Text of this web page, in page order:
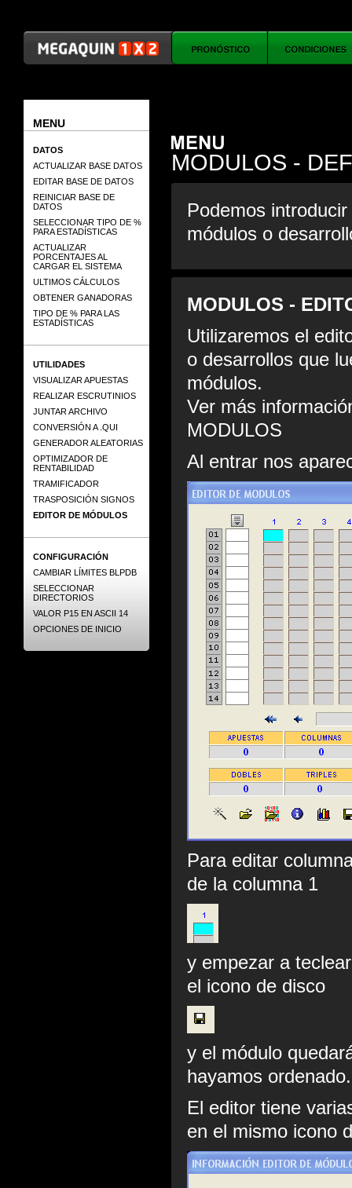
MENU
DATOS
ACTUALIZAR BASE DATOS
EDITAR BASE DE DATOS
REINICIAR BASE DE
DATOS
SELECCIONAR TIPO DE %
PARA ESTADÍSTICAS
ACTUALIZAR
PORCENTAJES AL
CARGAR EL SISTEMA
ULTIMOS CÁLCULOS
OBTENER GANADORAS
TIPO DE % PARA LAS
ESTADÍSTICAS
UTILIDADES
VISUALIZAR APUESTAS
REALIZAR ESCRUTINIOS
JUNTAR ARCHIVO
CONVERSIÓN A .QUI
GENERADOR ALEATORIAS
OPTIMIZADOR DE
RENTABILIDAD
TRAMIFICADOR
TRASPOSICIÓN SIGNOS
EDITOR DE MÓDULOS
CONFIGURACIÓN
CAMBIAR LÍMITES BLPDB
SELECCIONAR
DIRECTORIOS
VALOR P15 EN ASCII 14
OPCIONES DE INICIO
MODULOS -
Podemos
módulos o
MODULOS -
Utilizaremos el
o desarrollos que
módulos.
Ver más
MODULOS
Al entrar nos
Para editar
de la columna 1
y empezar a
el icono de disco
y el módulo
hayamos ordenado.
El editor tiene
en el mismo icono